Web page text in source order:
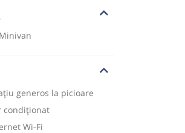
Minivan
generos la picioare
condiționat
Wi-Fi